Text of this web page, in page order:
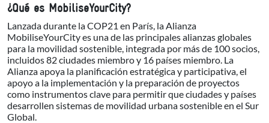
¿Qué es MobiliseYourCity?
Lanzada durante la COP21 en París, la Alianza
MobiliseYourCity es una de las principales alianzas globales
para la movilidad sostenible, integrada por más de 100 socios,
incluidos 82 ciudades miembro y 16 países miembro. La
Alianza apoya la planificación estratégica y participativa, el
apoyo a la implementación y la preparación de proyectos
como instrumentos clave para permitir que ciudades y países
desarrollen sistemas de movilidad urbana sostenible en el Sur
Global.